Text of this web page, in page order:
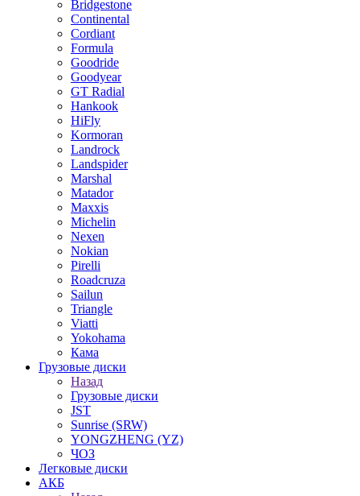
Bridgestone
Continental
Cordiant
Formula
Goodride
Goodyear
GT Radial
Hankook
HiFly
Kormoran
Landrock
Landspider
Marshal
Matador
Maxxis
Michelin
Nexen
Nokian
Pirelli
Roadcruza
Sailun
Triangle
Viatti
Yokohama
Кама
Грузовые диски
Назад
Грузовые диски
JST
Sunrise (SRW)
YONGZHENG (YZ)
ЧОЗ
Легковые диски
АКБ